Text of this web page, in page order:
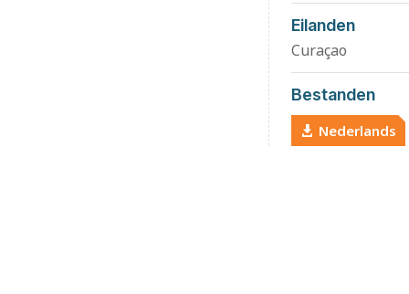
Eilanden
Curaçao
Bestanden
Nederlands